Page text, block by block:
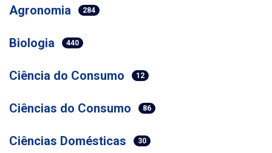
Agronomia 284
Biologia 440
Ciência do Consumo 12
Ciências do Consumo 86
Ciências Domésticas 30